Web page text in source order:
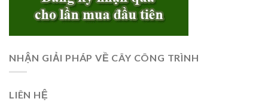
NHẬN GIẢI PHÁP VỀ CÂY CÔNG TRÌNH
LIÊN HỆ